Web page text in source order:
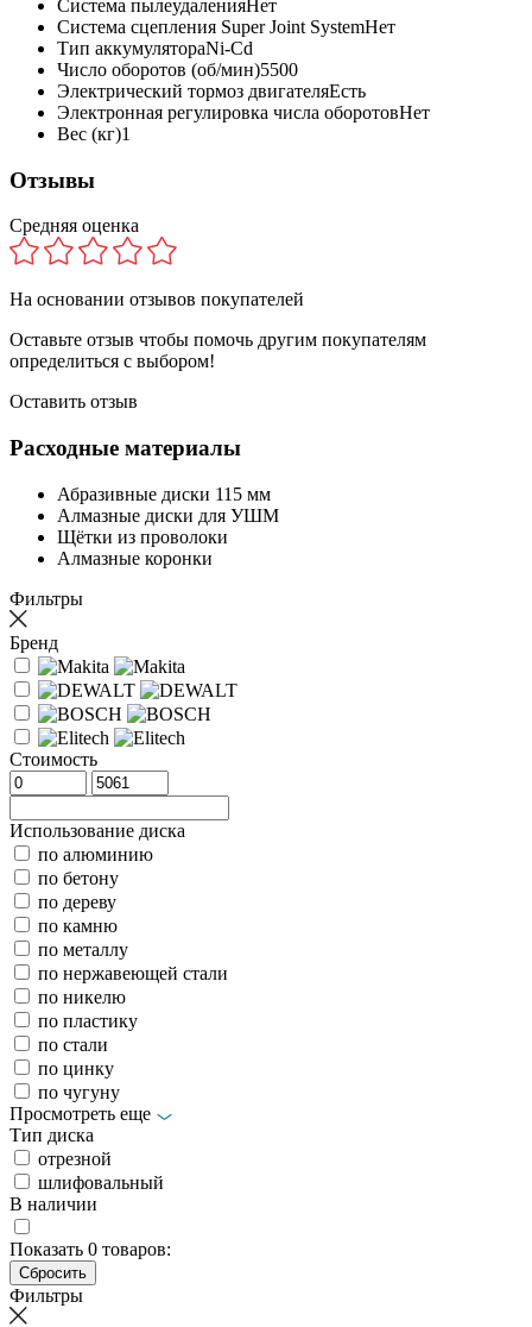
Система пылеудаленияНет
Система сцепления Super Joint SystemНет
Тип аккумулятораNi-Cd
Число оборотов (об/мин)5500
Электрический тормоз двигателяЕсть
Электронная регулировка числа оборотовНет
Вес (кг)1
Отзывы
Средняя оценка
На основании отзывов покупателей
Оставьте отзыв чтобы помочь другим покупателям
определиться с выбором!
Оставить отзыв
Расходные материалы
Абразивные диски 115 мм
Алмазные диски для УШМ
Щётки из проволоки
Алмазные коронки
Фильтры
Бренд
Стоимость
Использование диска
по алюминию
по бетону
по дереву
по камню
по металлу
по нержавеющей стали
по никелю
по пластику
по стали
по цинку
по чугуну
Просмотреть еще
Тип диска
отрезной
шлифовальный
В наличии
Показать 0 товаров:
Фильтры